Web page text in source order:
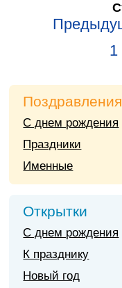
1
Поздравления
С днем рождения
Праздники
Именные
Открытки
С днем рождения
К празднику
Новый год